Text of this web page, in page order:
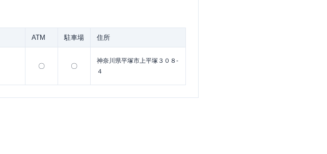
ATM 駐車場 住所
〇 〇
神奈川県平塚市上平塚３０８-
４